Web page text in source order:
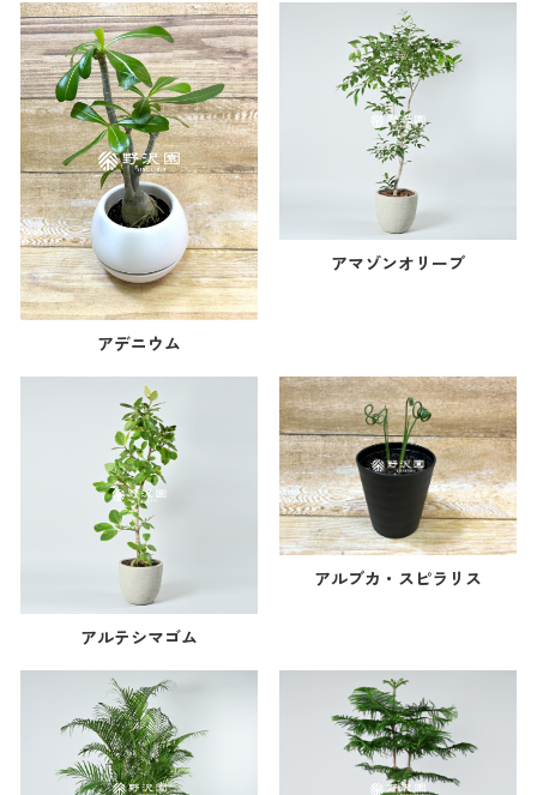
アデニウム
アマゾンオリーブ
アルテシマゴム
アルブカ・スピラリス